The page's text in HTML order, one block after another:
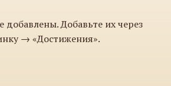
добавлены. Добавьте их через
→ «Достижения».